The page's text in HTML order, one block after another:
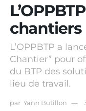
chantiers
L’OPPBTP a
Chantier” pour
du BTP des
lieu de travail.
par Yann Butillon